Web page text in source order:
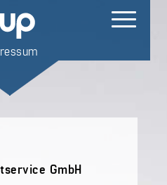
GmbH